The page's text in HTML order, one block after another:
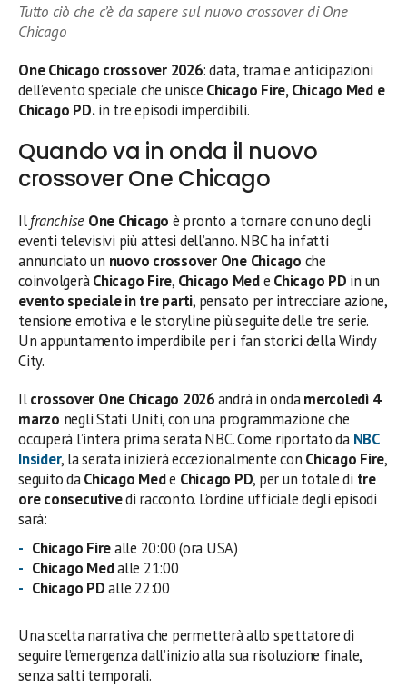
Tutto ciò che c’è da sapere sul nuovo crossover di One
Chicago
One Chicago crossover 2026: data, trama e anticipazioni
dell’evento speciale che unisce Chicago Fire, Chicago Med e
Chicago PD.in tre episodi imperdibili.
Quando va in onda il nuovo
crossover One Chicago
Ilfranchise One Chicago è pronto a tornare con uno degli
eventi televisivi più attesi dell’anno. NBC ha infatti
annunciato un nuovo crossover One Chicago che
coinvolgeràChicago Fire, Chicago Mede Chicago PD in un
evento speciale in tre parti, pensato per intrecciare azione,
tensione emotiva e le storyline più seguite delle tre serie.
Un appuntamento imperdibile per i fan storici della Windy
City.
Ilcrossover One Chicago 2026andrà in ondamercoledì 4
marzo negli Stati Uniti, con una programmazione che
occuperà l’intera prima serata NBC. Come riportato da NBC
Insider, la serata inizierà eccezionalmente con Chicago Fire,
seguito daChicago Mede Chicago PD, per un totale di tre
ore consecutivedi racconto. L’ordine ufficiale degli episodi
sarà:
Chicago Firealle 20:00 (ora USA)
Chicago Medalle 21:00
Chicago PDalle 22:00
Una scelta narrativa che permetterà allo spettatore di
seguire l’emergenza dall’inizio alla sua risoluzione finale,
senza salti temporali.